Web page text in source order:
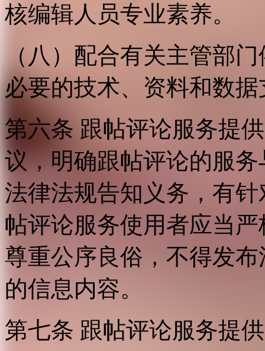
核编辑人员专业素养。
（八）配合有关主管部
必要的技术、资料和数据
第六条 跟帖评论服务提
议，明确跟帖评论的服
法律法规告知义务，有
帖评论服务使用者应当
尊重公序良俗，不得发
的信息内容。
第七条 跟帖评论服务提